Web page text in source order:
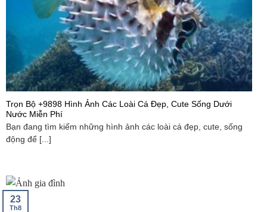
Trọn Bộ +9898 Hình Ảnh Các Loài Cá Đẹp, Cute Sống Dưới
Nước Miễn Phí
Bạn đang tìm kiếm những hình ảnh các loài cá đẹp, cute, sống
động để [...]
23
Th8